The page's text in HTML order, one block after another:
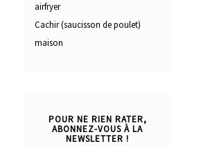
airfryer
Cachir (saucisson de poulet)
maison
POUR NE RIEN RATER,
ABONNEZ-VOUS À LA
NEWSLETTER !